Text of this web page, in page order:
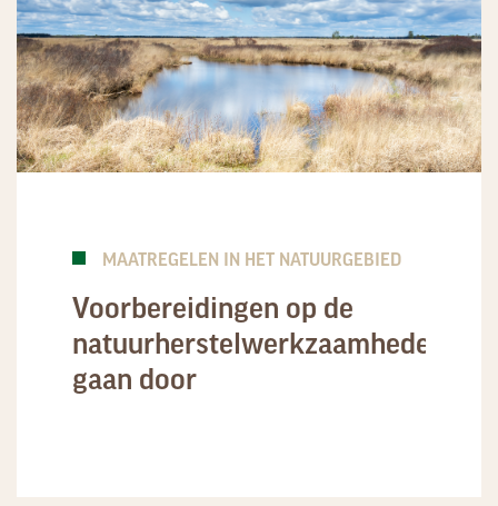
MAATREGELEN IN HET NATUURGEBIED
Voorbereidingen op de
natuurherstelwerkzaamheden
gaan door